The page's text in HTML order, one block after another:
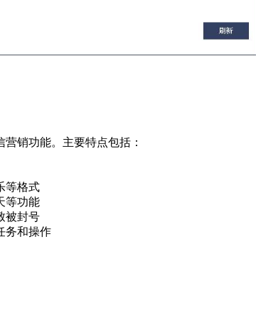
销功能。主要特点包括：
等格式
等功能
被封号
务和操作